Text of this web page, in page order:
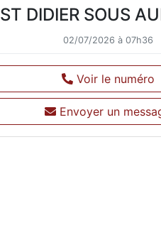
ST DIDIER SOUS
02/07/2026 à 07h36
Voir le numéro
Envoyer un